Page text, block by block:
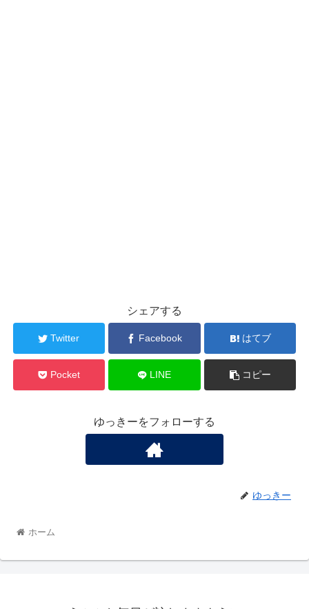
シェアする
Twitter Facebook はてブ
Pocket LINE コピー
ゆっきーをフォローする
ゆっきー
ホーム